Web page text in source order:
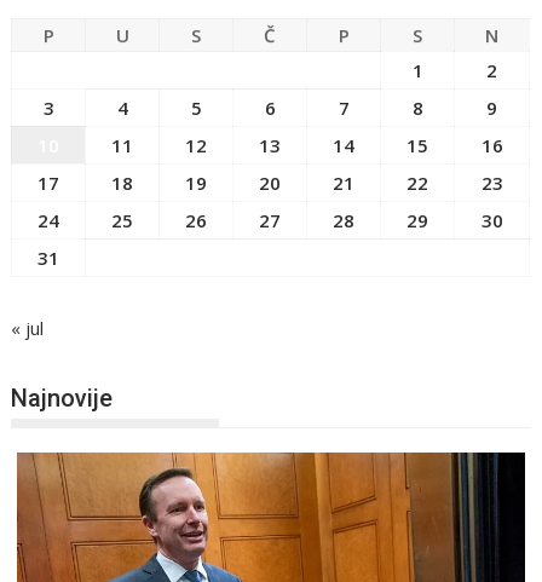
P U S Č P S
N
1
2
3
4 5 6 7 8
9
11 12 13 14 15
16
17
18 19 20 21 22
23
24
25 26 27 28 29
30
31
« jul
Najnovije